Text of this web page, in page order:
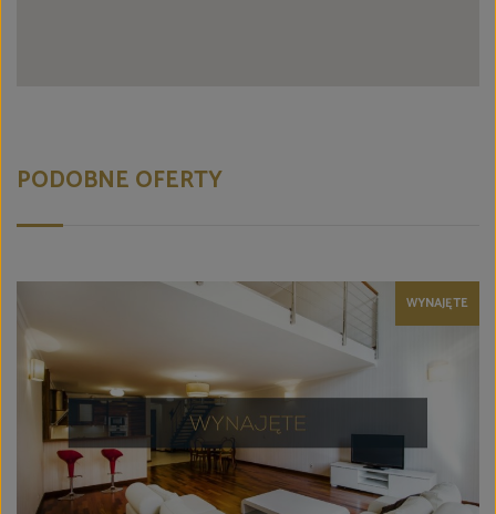
PODOBNE OFERTY
WYNAJĘTE